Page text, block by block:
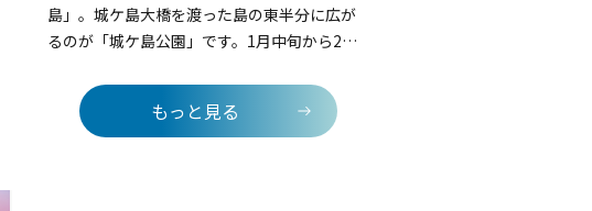
島」。城ケ島大橋を渡った島の東半分に広が
るのが「城ケ島公園」です。1月中旬から2月
イセンが咲き誇り、冬の名物詩となっていま
す。園内2か所の展望台は富士山や伊豆大島ま
もっと見る